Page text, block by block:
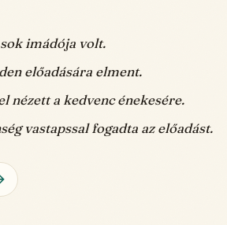
imádója volt.
előadására elment.
nézett a kedvenc énekesére.
vastapssal fogadta az előadást.